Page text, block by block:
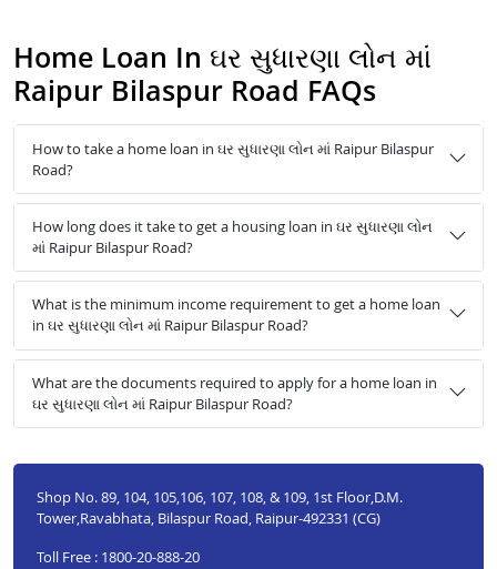
Home Loan In ઘર સુધારણા લોન માં
Raipur Bilaspur Road FAQs
How to take a home loan in ઘર સુધારણા લોન માં Raipur Bilaspur
Road?
How long does it take to get a housing loan in ઘર સુધારણા લોન
માં Raipur Bilaspur Road?
What is the minimum income requirement to get a home loan
in ઘર સુધારણા લોન માં Raipur Bilaspur Road?
What are the documents required to apply for a home loan in
ઘર સુધારણા લોન માં Raipur Bilaspur Road?
Shop No. 89, 104, 105,106, 107, 108, & 109, 1st Floor,D.M.
Tower,Ravabhata, Bilaspur Road, Raipur-492331 (CG)
Toll Free : 1800-20-888-20